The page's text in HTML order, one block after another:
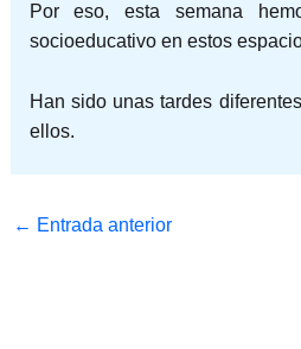
Por eso, esta semana
socioeducativo en estos
Han sido unas tardes
ellos.
← Entrada anterior